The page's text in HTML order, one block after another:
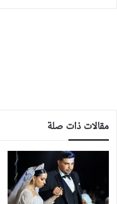
مقالات ذات صلة